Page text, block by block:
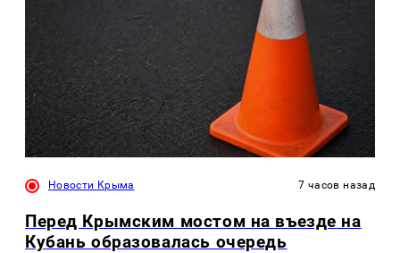
Новости Крыма 7 часов назад
Перед Крымским мостом на въезде на
Кубань образовалась очередь